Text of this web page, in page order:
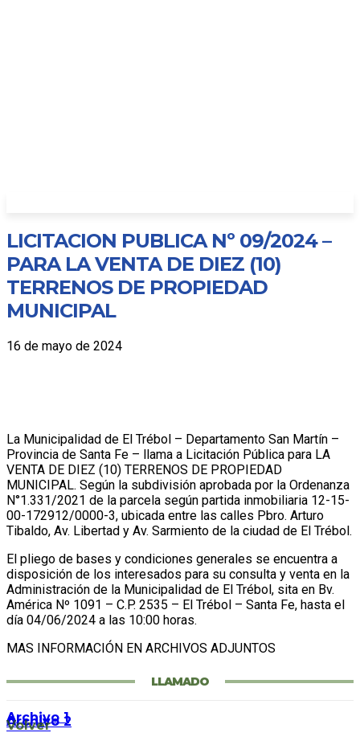
LICITACION PUBLICA Nº 09/2024 –
PARA LA VENTA DE DIEZ (10)
TERRENOS DE PROPIEDAD
MUNICIPAL
16 de mayo de 2024
La Municipalidad de El Trébol – Departamento San Martín –
Provincia de Santa Fe – llama a Licitación Pública para LA
VENTA DE DIEZ (10) TERRENOS DE PROPIEDAD
MUNICIPAL. Según la subdivisión aprobada por la Ordenanza
N°1.331/2021 de la parcela según partida inmobiliaria 12-15-
00-172912/0000-3, ubicada entre las calles Pbro. Arturo
Tibaldo, Av. Libertad y Av. Sarmiento de la ciudad de El Trébol.
El pliego de bases y condiciones generales se encuentra a
disposición de los interesados para su consulta y venta en la
Administración de la Municipalidad de El Trébol, sita en Bv.
América Nº 1091 – C.P. 2535 – El Trébol – Santa Fe, hasta el
día 04/06/2024 a las 10:00 horas.
MAS INFORMACIÓN EN ARCHIVOS ADJUNTOS
LLAMADO
Archivo 1
Archivo 2
Volver